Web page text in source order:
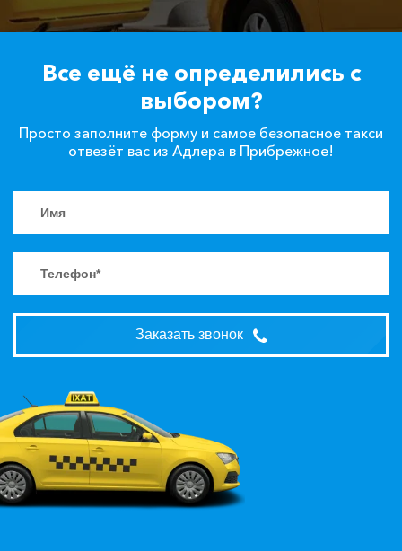
Все ещё не определились с
выбором?
Просто заполните форму и самое безопасное такси
отвезёт вас из Адлера в Прибрежное!
Заказать звонок